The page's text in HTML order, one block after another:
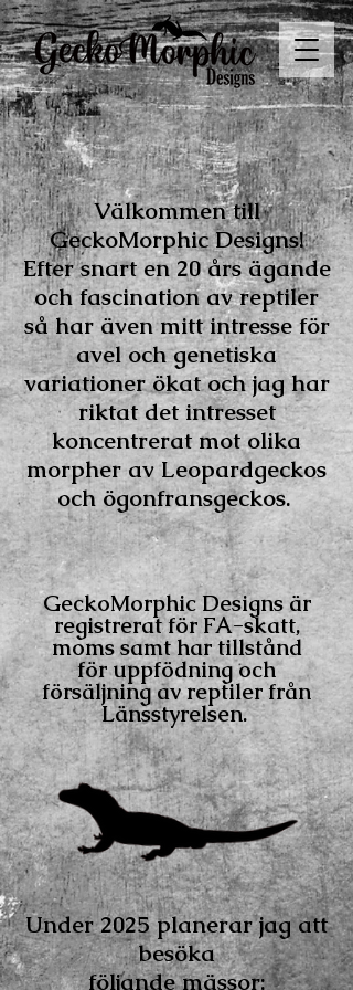
Välkommen till
GeckoMorphic Designs!
Efter snart en 20 års ägande
och fascination av reptiler
så har även mitt intresse för
avel och genetiska
variationer ökat och jag har
riktat det intresset
koncentrerat mot olika
morpher av Leopardgeckos
och ögonfransgeckos.
GeckoMorphic Designs är
registrerat för FA-skatt,
moms samt har tillstånd
för uppfödningoch
försäljning av reptiler från
Länsstyrelsen.
Under 2025 planerar jag att
besöka
följande mässor;